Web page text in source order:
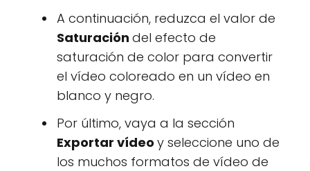
A continuación, reduzca el valor de
Saturación del efecto de
saturación de color para convertir
el vídeo coloreado en un vídeo en
blanco y negro.
Por último, vaya a la sección
Exportar vídeo y seleccione uno de
los muchos formatos de vídeo de